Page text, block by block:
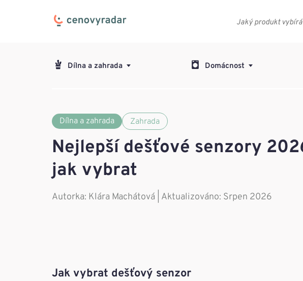
Dílna a zahrada Domácnost
Dílna a zahrada Zahrada
Nejlepší dešťové senzory
jak vybrat
Autorka: Klára Machátová | Aktualizováno: Srpen 2026
Jak vybrat dešťový senzor